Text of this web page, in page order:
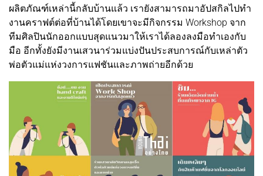
ผลิตภัณฑ์เหล่านี้กลับบ้านแล้ว เรายังสามารถมาอัปสกิลไปทำ
งานคราฟต์ต่อที่บ้านได้โดยเขาจะมีกิจกรรม Workshop จาก
ทีมศิลปินนักออกแบบสุดแนวมาให้เราได้ลองลงมือทำเองกับ
มือ อีกทั้งยังมีงานเสวนาร่วมแบ่งปันประสบการณ์กับเหล่าตัว
พ่อตัวแม่แห่งวงการแฟชันและภาพถ่ายอีกด้วย